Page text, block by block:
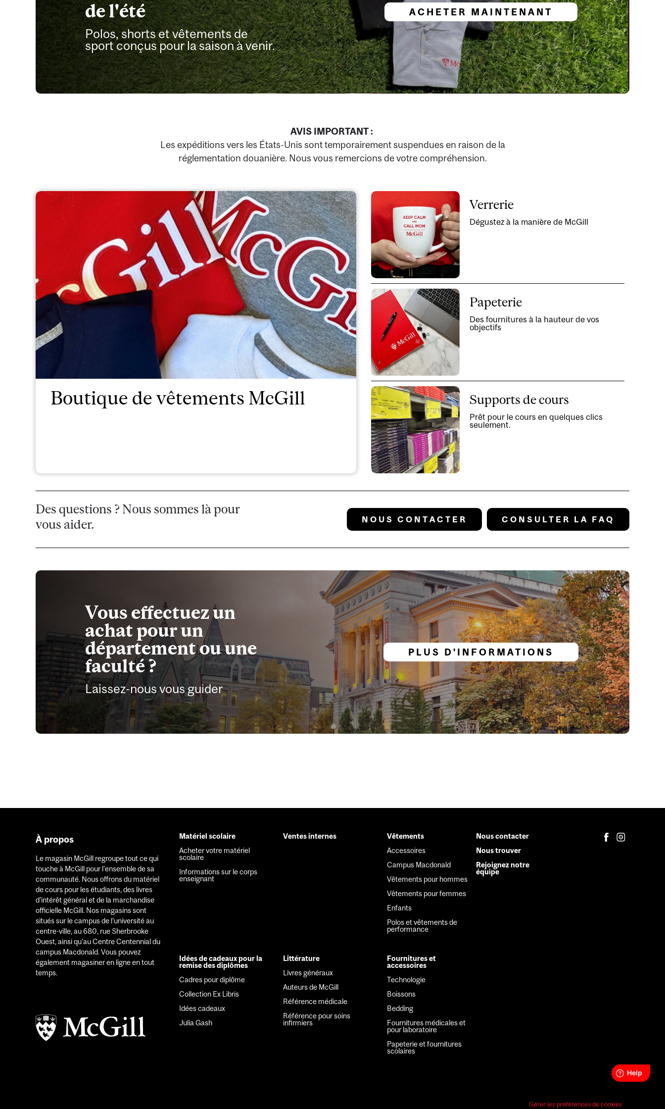
de l'été
Polos, shorts et vêtements de
sport conçus pour la saison à venir.
ACHETER MAINTENANT
AVIS IMPORTANT :
Les expéditions vers les États-Unis sont temporairement suspendues en raison de la
réglementation douanière. Nous vous remercions de votre compréhension.
Boutique de vêtements McGill
Verrerie
Dégustez à la manière de McGill
Papeterie
Des fournitures à la hauteur de vos
objectifs
Supports de cours
Prêt pour le cours en quelques clics
seulement.
Des questions ? Nous sommes là pour
vous aider.
NOUS CONTACTER CONSULTER LA FAQ
Vous effectuez un
achat pour un
département ou une
faculté ?
Laissez-nous vous guider
PLUS D'INFORMATIONS
À propos
Le magasin McGill regroupe tout ce qui
touche à McGill pour l'ensemble de sa
communauté. Nous offrons du matériel
de cours pour les étudiants, des livres
d'intérêt général et de la marchandise
officielle McGill. Nos magasins sont
situés sur le campus de l'université au
centre-ville, au 680, rue Sherbrooke
Ouest, ainsi qu'au Centre Centennial du
campus Macdonald. Vous pouvez
également magasiner en ligne en tout
temps.
Footer
menu
Matériel scolaire
Acheter votre matériel
scolaire
Informations sur le corps
enseignant
Ventes internes
Vêtements
Accessoires
Campus Macdonald
Vêtements pour hommes
Vêtements pour femmes
Enfants
Polos et vêtements de
performance
Idées de cadeaux pour la
remise des diplômes
Cadres pour diplôme
Collection Ex Libris
Idées cadeaux
Julia Gash
Littérature
Livres généraux
Auteurs de McGill
Référence médicale
Référence pour soins
infirmiers
Fournitures et
accessoires
Technologie
Boissons
Bedding
Fournitures médicales et
pour laboratoire
Papeterie et fournitures
scolaires
Secondary
Menu
Nous contacter
Nous trouver
Rejoignez notre
équipe
Gérer les préférences de cookies